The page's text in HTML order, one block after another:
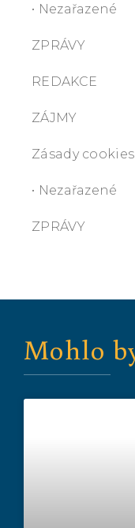
• Nezařazené
ZPRÁVY
REDAKCE
ZÁJMY
Zásady cookies
• Nezařazené
ZPRÁVY
Mohlo